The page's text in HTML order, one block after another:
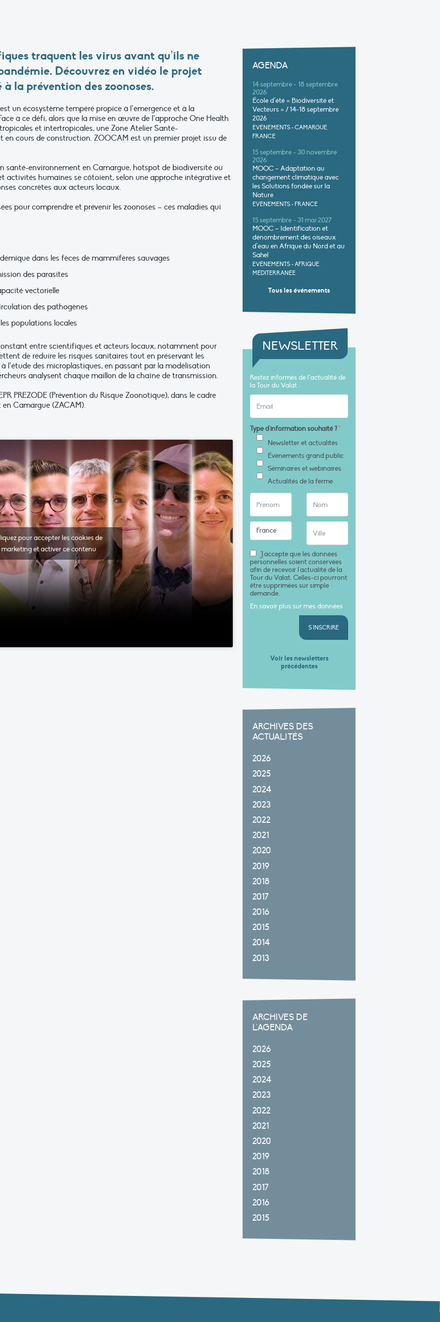
traquent les virus avant qu’ils ne
Découvrez en vidéo le projet
la prévention des zoonoses.
un écosystème tempéré propice à l’émergence et à la
à ce défi, alors que la mise en œuvre de l’approche One Health
et intertropicales, une Zone Atelier Santé-
cours de construction. ZOOCAM est un premier projet issu de
santé-environnement en Camargue, hotspot de biodiversité où
activités humaines se côtoient, selon une approche intégrative et
concrètes aux acteurs locaux.
pour comprendre et prévenir les zoonoses – ces maladies qui
dans les fèces de mammifères sauvages
des parasites
vectorielle
des pathogènes
populations locales​
entre scientifiques et acteurs locaux, notamment pour
de réduire les risques sanitaires tout en préservant les
l’étude des microplastiques, en passant par la modélisation
analysent chaque maillon de la chaîne de transmission.
PREZODE (Prévention du Risque Zoonotique), dans le cadre
Camargue (ZACAM).
pour accepter les cookies de
marketing et activer ce contenu
AGENDA
14 septembre - 18 septembre
2026
École d’été « Biodiversité et
Vecteurs » / 14-18 septembre
2026
EVÉNEMENTS • CAMARGUE,
FRANCE
15 septembre - 30 novembre
2026
MOOC – Adaptation au
changement climatique avec
les Solutions fondée sur la
Nature
EVÉNEMENTS • FRANCE
15 septembre - 31 mai 2027
MOOC – Identification et
dénombrement des oiseaux
d’eau en Afrique du Nord et au
Sahel
EVÉNEMENTS • AFRIQUE,
MÉDITERRANÉE
Tous les événements
NEWSLETTER
Restez informés de l’actualité de
la Tour du Valat :
Type d'information souhaité ?*
Newsletter et actualités
Évènements grand public
Séminaires et webinaires
Actualités de la ferme
J'accepte que les données
personnelles soient conservées
afin de recevoir l'actualité de la
Tour du Valat. Celles-ci pourront
être supprimées sur simple
demande.
En savoir plus sur mes données
S'INSCRIRE
Voir les newsletters
précédentes
ARCHIVES DES
ACTUALITÉS
2026
2025
2024
2023
2022
2021
2020
2019
2018
2017
2016
2015
2014
2013
ARCHIVES DE
L'AGENDA
2026
2025
2024
2023
2022
2021
2020
2019
2018
2017
2016
2015